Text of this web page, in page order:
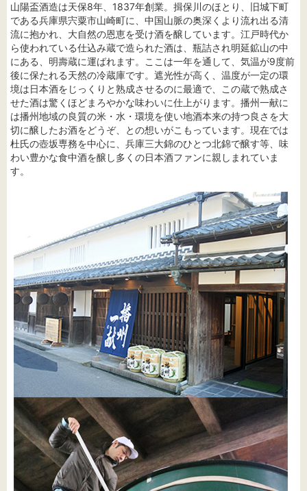
山陽盃酒造は天保8年、1837年創業。揖保川のほとり、旧城下町
である兵庫県宍粟市山崎町に、中国山脈の奥深くより流れ出る清
流に抱かれ、大自然の恩恵を受け酒を醸しています。江戸時代か
ら使われている仕込み蔵で造られた酒は、瓶詰され明延鉱山の中
にある、明壽蔵に運ばれます。ここは一年を通して、気温が9度前
後に保たれる天然の冷蔵庫です。遮光性が高く、温度が一定の環
境は日本酒をじっくりと熟成させるのに最適で、この蔵で熟成さ
せた酒は驚くほどまろやかな味わいに仕上がります。播州一献に
は播州地域の良質の米・水・環境を使い地酒本来の持つ良さを大
切に醸したお酒をどうぞ、との想いがこもっています。現在では
杜氏の壺坂専務を中心に、兵庫三大錦のひとつ北錦で醸す等、味
わい豊かな食中酒を醸し多くの日本酒ファンに親しまれていま
す。